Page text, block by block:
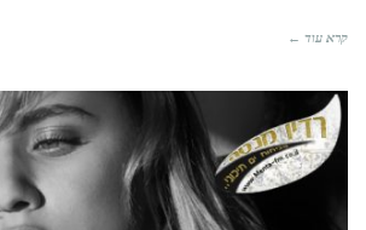
קרא עוד ←